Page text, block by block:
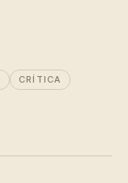
CRÍTICA